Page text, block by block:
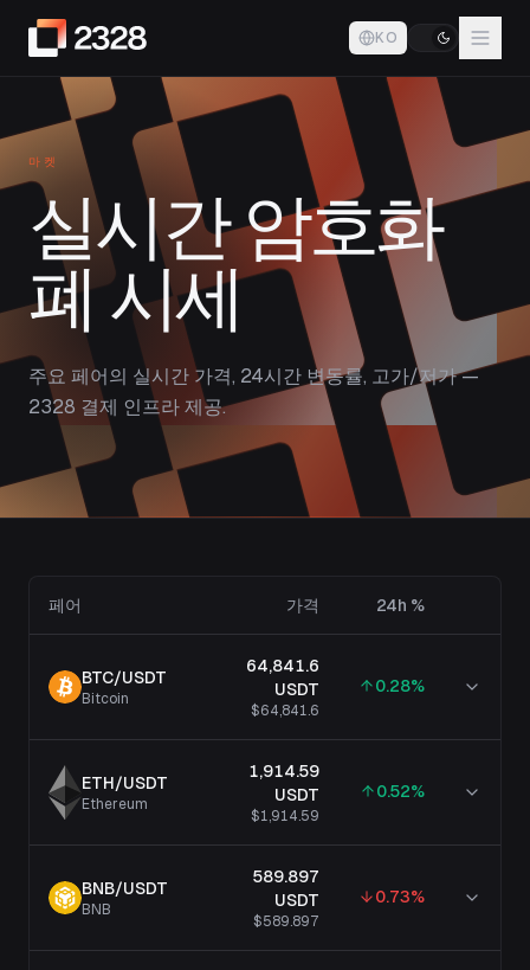
KO
마켓
실시간 암호화
폐 시세
주요 페어의 실시간 가격, 24시간 변동률, 고가/저가 —
2328 결제 인프라 제공.
페어 가격 24h %
BTC/USDT
Bitcoin
64,841.6
USDT
$64,841.6
0.28%
ETH/USDT
Ethereum
1,914.59
USDT
$1,914.59
0.52%
BNB/USDT
BNB
589.897
USDT
$589.897
0.73%